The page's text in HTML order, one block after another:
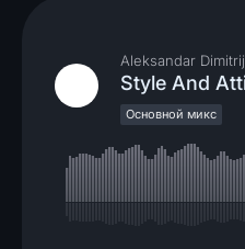
Aleksandar
Style And
Основной микс